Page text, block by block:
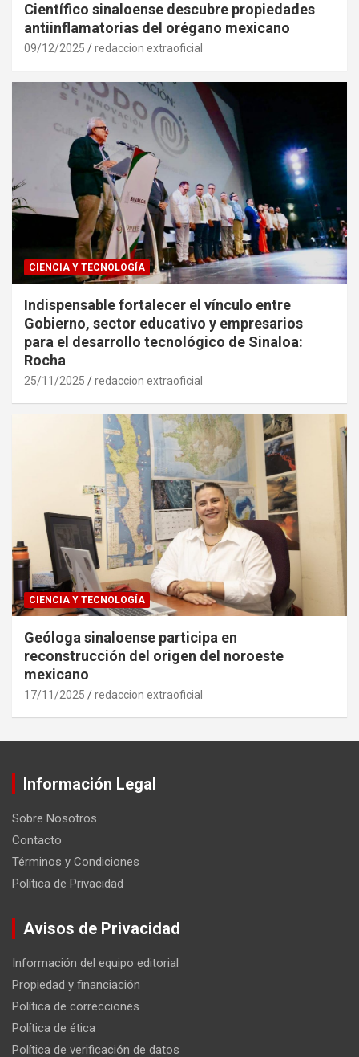
Científico sinaloense descubre propiedades
antiinflamatorias del orégano mexicano
09/12/2025 redaccion extraoficial
CIENCIA Y TECNOLOGÍA
Indispensable fortalecer el vínculo entre
Gobierno, sector educativo y empresarios
para el desarrollo tecnológico de Sinaloa:
Rocha
25/11/2025 redaccion extraoficial
CIENCIA Y TECNOLOGÍA
Geóloga sinaloense participa en
reconstrucción del origen del noroeste
mexicano
17/11/2025 redaccion extraoficial
Información Legal
Sobre Nosotros
Contacto
Términos y Condiciones
Política de Privacidad
Avisos de Privacidad
Información del equipo editorial
Propiedad y financiación
Política de correcciones
Política de ética
Política de verificación de datos